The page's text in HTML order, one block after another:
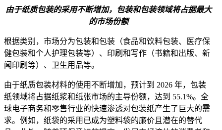
由于纸质包装的采用不断增加，包装和包装领域将占据最大
的市场份额
根据类别，市场分为包装和包装（食品和饮料包装、医疗保
健包装和个人护理包装等）、印刷和写作（书籍和出版、新
闻印刷等）、卫生用品等。
由于纸质包装材料的使用不断增加，预计到 2026 年，包装
纸领域将占据纸浆和纸张市场的主导份额，达到 55.1%。全
球电子商务和零售行业的快速渗透对包装纸产生了巨大的需
求。例如，纸袋的采用已成为塑料袋的廉价且潜在的替代